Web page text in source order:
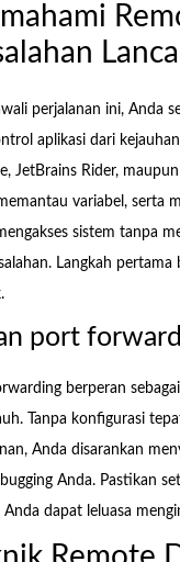
perjalanan ini, Anda
aplikasi dari
JetBrains Rider,
variabel, serta
sistem tanpa
Langkah
port
berperan
Tanpa konfigurasi
Anda disarankan
Anda. Pastikan
Anda dapat leluasa